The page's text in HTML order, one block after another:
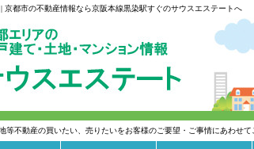
京都市の不動産情報なら京阪本線黒染駅すぐのサウスエステートへ
等不動産の買いたい、売りたいをお客様のご要望・ご事情にあわせ